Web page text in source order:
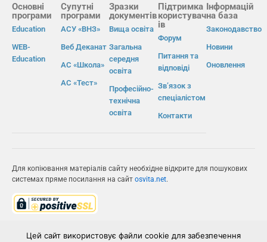
Основні
програми
Education
WEB-
Education
Супутні
програми
АСУ «ВНЗ»
Веб Деканат
АС «Школа»
АС «Тест»
Зразки
документів
Вища освіта
Загальна
середня
освіта
Професійно-
технічна
освіта
Підтримка
користувач
ів
Форум
Питання та
відповіді
Зв’язок з
спеціалістом
Контакти
Інформацій
на база
Законодавство
Новини
Оновлення
Для копіювання матеріалів сайту необхідне відкрите для пошукових
системах пряме посилання на сайт osvita.net.
Цей сайт використовує файли cookie для забезпечення